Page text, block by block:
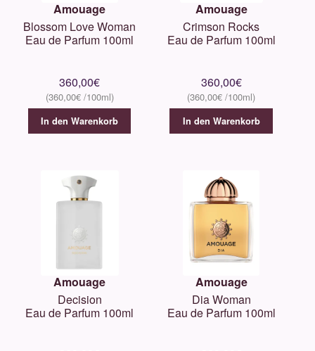
Amouage
Blossom Love Woman
Eau de Parfum 100ml
360,00€
360,00€
In den Warenkorb
Amouage
Crimson Rocks
Eau de Parfum 100ml
360,00€
360,00€
In den Warenkorb
Amouage
Decision
Eau de Parfum 100ml
Amouage
Dia Woman
Eau de Parfum 100ml